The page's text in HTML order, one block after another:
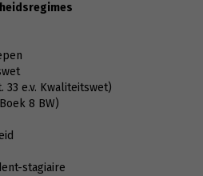
33 e.v. Kwaliteitswet)
8 BW)
stagiaire